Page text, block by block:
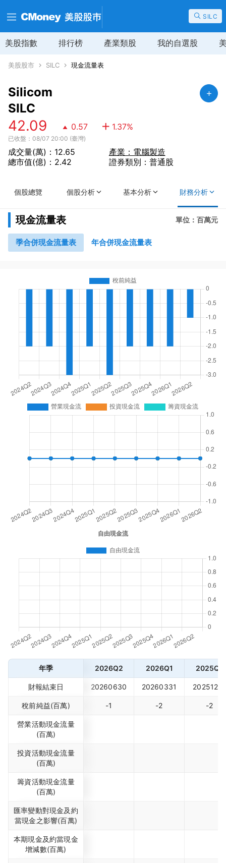
SILC
美股指數 排行榜 產業類股 我的自選股
美股股市 SILC 現金流量表
Silicom
SILC
42.09 0.57 1.37%
已收盤：08/07 20:00 (臺灣)
成交量(萬)：12.65
總市值(億)：2.42
產業：電腦製造
證券類別：普通股
個股總覽 個股分析 基本分析 財務分析
現金流量表 單位：百萬元
季合併現金流量表 年合併現金流量表
年季 2026Q2 2026Q1 2025Q4
財報結束日 20260630 20260331 20251231
稅前純益(百萬) -1 -2 -2
營業活動現金流量
(百萬)
投資活動現金流量
(百萬)
籌資活動現金流量
(百萬)
匯率變動對現金及約
當現金之影響(百萬)
本期現金及約當現金
增減數(百萬)